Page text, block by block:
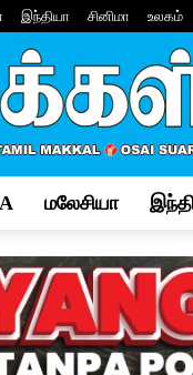
இந்தியா சினிமா உலகம்
மலேசியா